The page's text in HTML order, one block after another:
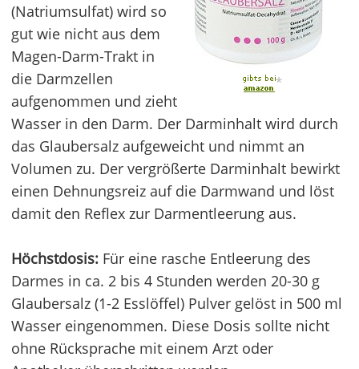
*
(Natriumsulfat) wird so
gut wie nicht aus dem
Magen-Darm-Trakt in
die Darmzellen
aufgenommen und zieht
Wasser in den Darm. Der Darminhalt wird durch
das Glaubersalz aufgeweicht und nimmt an
Volumen zu. Der vergrößerte Darminhalt bewirkt
einen Dehnungsreiz auf die Darmwand und löst
damit den Reflex zur Darmentleerung aus.
Höchstdosis: Für eine rasche Entleerung des
Darmes in ca. 2 bis 4 Stunden werden 20-30 g
Glaubersalz (1-2 Esslöffel) Pulver gelöst in 500 ml
Wasser eingenommen. Diese Dosis sollte nicht
ohne Rücksprache mit einem Arzt oder